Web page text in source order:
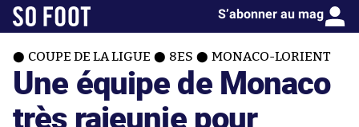
S’abonner au mag
COUPE DE LA LIGUE 8ES MONACO-LORIENT
Une équipe de Monaco
très rajeunie pour